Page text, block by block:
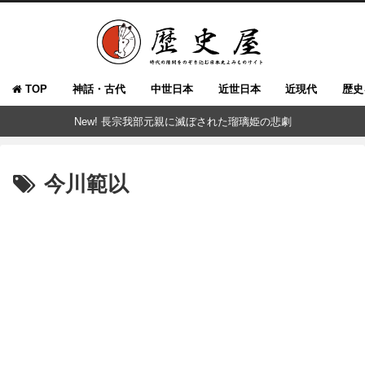
TOP 神話・古代 中世日本 近世日本 近現代 歴
New! 長宗我部元親に滅ぼされた瑠璃姫の悲劇
今川範以